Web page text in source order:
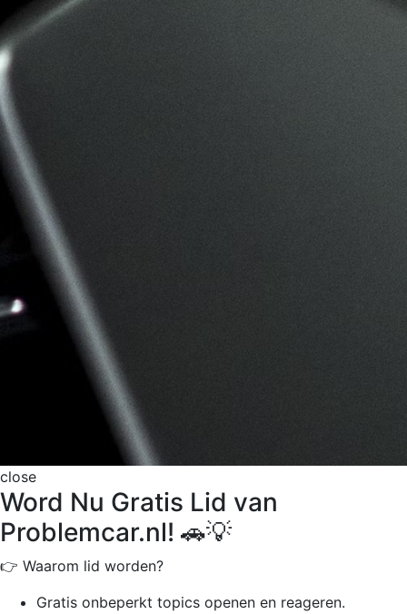
close
Word Nu Gratis Lid van
Problemcar.nl! 🚗💡
👉 Waarom lid worden?
Gratis onbeperkt topics openen en reageren.